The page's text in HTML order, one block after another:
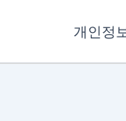
개인정